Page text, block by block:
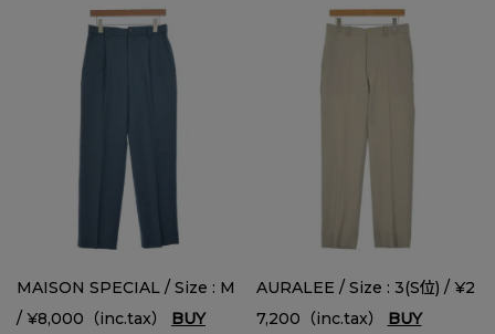
MAISON SPECIAL / Size : M
/ ¥8,000（inc.tax） BUY
AURALEE / Size : 3(S位) / ¥2
7,200（inc.tax） BUY